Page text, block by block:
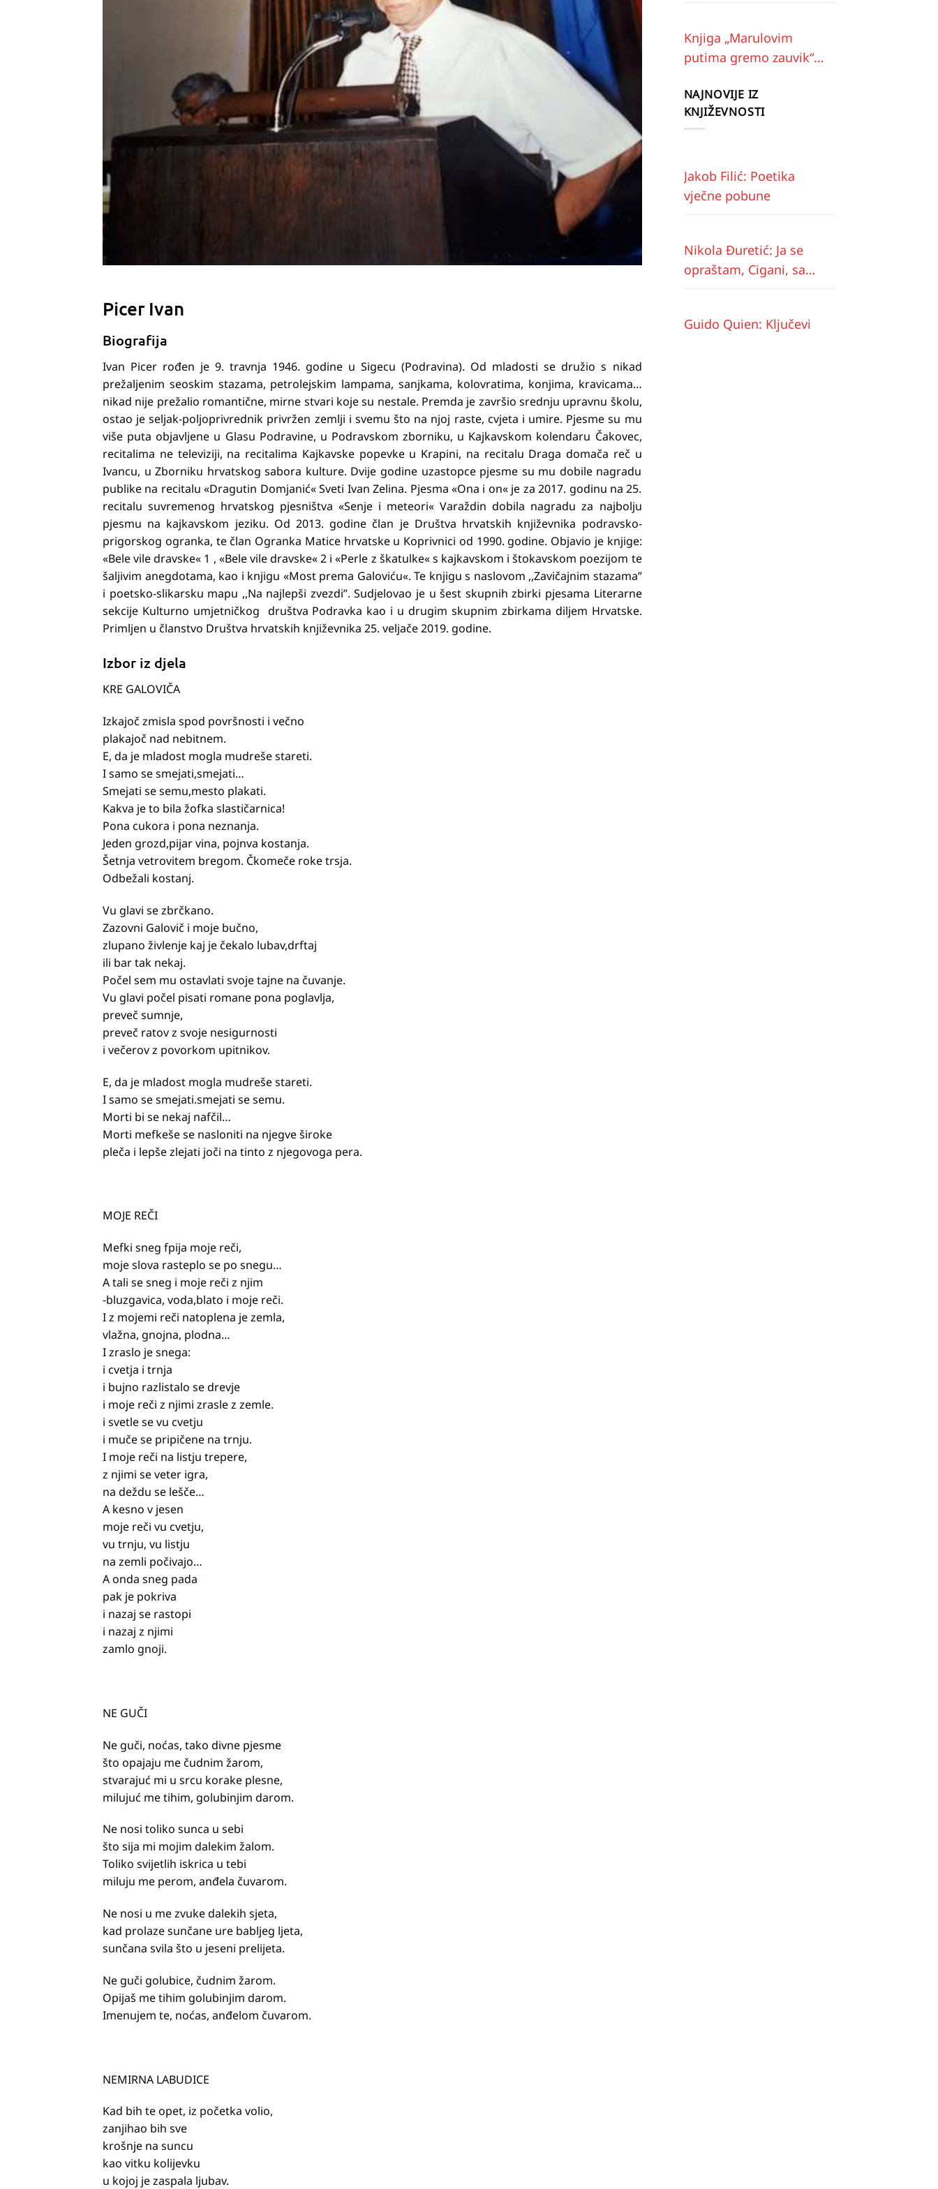
Picer Ivan
Biografija
Ivan Picer rođen je 9. travnja 1946. godine u Sigecu (Podravina). Od mladosti se družio s nikad
prežaljenim seoskim stazama, petrolejskim lampama, sanjkama, kolovratima, konjima, kravicama…
nikad nije prežalio romantične, mirne stvari koje su nestale. Premda je završio srednju upravnu školu,
ostao je seljak-poljoprivrednik privržen zemlji i svemu što na njoj raste, cvjeta i umire. Pjesme su mu
više puta objavljene u Glasu Podravine, u Podravskom zborniku, u Kajkavskom kolendaru Čakovec,
recitalima ne televiziji, na recitalima Kajkavske popevke u Krapini, na recitalu Draga domača reč u
Ivancu, u Zborniku hrvatskog sabora kulture. Dvije godine uzastopce pjesme su mu dobile nagradu
publike na recitalu «Dragutin Domjanić« Sveti Ivan Zelina. Pjesma «Ona i on« je za 2017. godinu na 25.
recitalu suvremenog hrvatskog pjesništva «Senje i meteori« Varaždin dobila nagradu za najbolju
pjesmu na kajkavskom jeziku. Od 2013. godine član je Društva hrvatskih književnika podravsko-
prigorskog ogranka, te član Ogranka Matice hrvatske u Koprivnici od 1990. godine. Objavio je knjige:
«Bele vile dravske« 1 , «Bele vile dravske« 2 i «Perle z škatulke« s kajkavskom i štokavskom poezijom te
šaljivim anegdotama, kao i knjigu «Most prema Galoviću«. Te knjigu s naslovom ,,Zavičajnim stazama”
i poetsko-slikarsku mapu ,,Na najlepši zvezdi”. Sudjelovao je u šest skupnih zbirki pjesama Literarne
sekcije Kulturno umjetničkog društva Podravka kao i u drugim skupnim zbirkama diljem Hrvatske.
Primljen u članstvo Društva hrvatskih književnika 25. veljače 2019. godine.
Izbor iz djela
KRE GALOVIČA
Izkajoč zmisla spod površnosti i večno
plakajoč nad nebitnem.
E, da je mladost mogla mudreše stareti.
I samo se smejati,smejati…
Smejati se semu,mesto plakati.
Kakva je to bila žofka slastičarnica!
Pona cukora i pona neznanja.
Jeden grozd,pijar vina, pojnva kostanja.
Šetnja vetrovitem bregom. Čkomeče roke trsja.
Odbežali kostanj.
Vu glavi se zbrčkano.
Zazovni Galovič i moje bučno,
zlupano živlenje kaj je čekalo lubav,drftaj
ili bar tak nekaj.
Počel sem mu ostavlati svoje tajne na čuvanje.
Vu glavi počel pisati romane pona poglavlja,
preveč sumnje,
preveč ratov z svoje nesigurnosti
i večerov z povorkom upitnikov.
E, da je mladost mogla mudreše stareti.
I samo se smejati.smejati se semu.
Morti bi se nekaj nafčil…
Morti mefkeše se nasloniti na njegve široke
pleča i lepše zlejati joči na tinto z njegovoga pera.
MOJE REČI
Mefki sneg fpija moje reči,
moje slova rasteplo se po snegu…
A tali se sneg i moje reči z njim
-bluzgavica, voda,blato i moje reči.
I z mojemi reči natoplena je zemla,
vlažna, gnojna, plodna…
I zraslo je snega:
i cvetja i trnja
i bujno razlistalo se drevje
i moje reči z njimi zrasle z zemle.
i svetle se vu cvetju
i muče se pripičene na trnju.
I moje reči na listju trepere,
z njimi se veter igra,
na deždu se lešče…
A kesno v jesen
moje reči vu cvetju,
vu trnju, vu listju
na zemli počivajo…
A onda sneg pada
pak je pokriva
i nazaj se rastopi
i nazaj z njimi
zamlo gnoji.
NE GUČI
Ne guči, noćas, tako divne pjesme
što opajaju me čudnim žarom,
stvarajuć mi u srcu korake plesne,
milujuć me tihim, golubinjim darom.
Ne nosi toliko sunca u sebi
što sija mi mojim dalekim žalom.
Toliko svijetlih iskrica u tebi
miluju me perom, anđela čuvarom.
Ne nosi u me zvuke dalekih sjeta,
kad prolaze sunčane ure babljeg ljeta,
sunčana svila što u jeseni prelijeta.
Ne guči golubice, čudnim žarom.
Opijaš me tihim golubinjim darom.
Imenujem te, noćas, anđelom čuvarom.
NEMIRNA LABUDICE
Kad bih te opet, iz početka volio,
zanjihao bih sve
krošnje na suncu
kao vitku kolijevku
u kojoj je zaspala ljubav.
Knjiga „Marulovim
putima gremo zauvik“
Imotskom
NAJNOVIJE IZ
KNJIŽEVNOSTI
Jakob Filić: Poetika
vječne pobune
Nikola Đuretić: Ja se
opraštam, Cigani, sa
Guido Quien: Ključevi